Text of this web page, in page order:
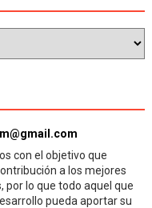
con el objetivo que
a los mejores
por lo que todo aquel que
pueda aportar su